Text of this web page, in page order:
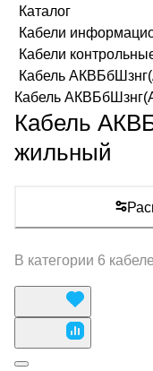
Каталог
Кабели
Кабели
Кабель
Кабель
Кабель
жильный
В категории 6